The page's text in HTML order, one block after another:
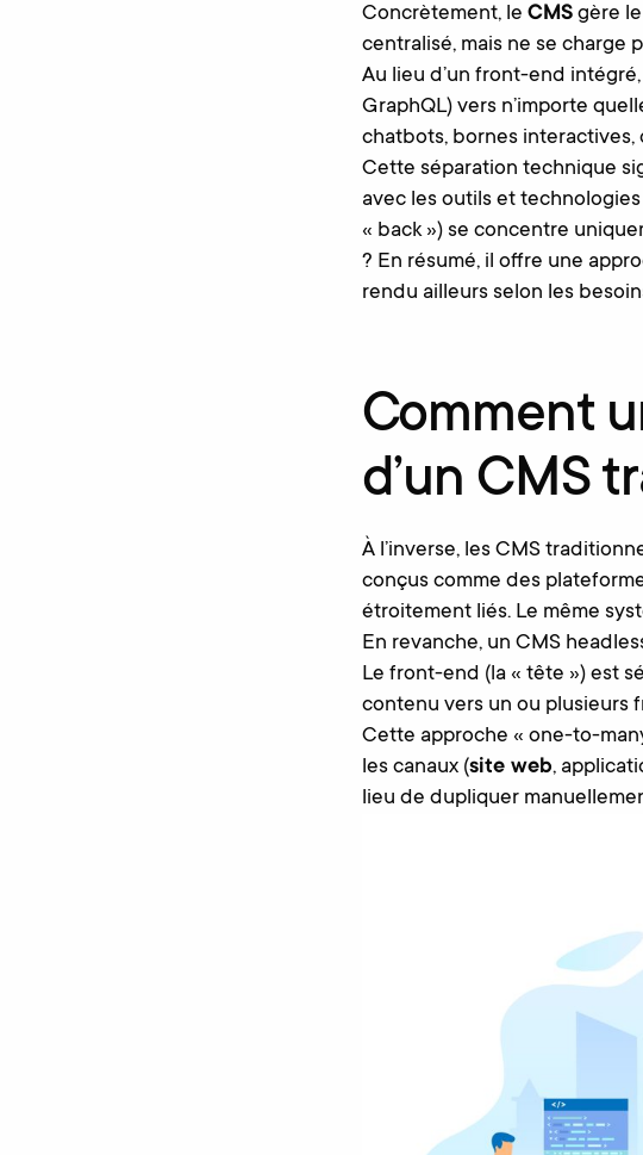
Concrètement, le CMSgère le
centralisé, mais ne se charge
Au lieu d’un front-end
GraphQL) vers n’importe
chatbots, bornes interactives,
Cette séparation technique
avec les outils et
« back ») se concentre
? En résumé, il offre une
rendu ailleurs selon les
Comment
d’un CMS
À l’inverse, les CMS
conçus comme des
étroitement liés. Le même
En revanche, un CMS
Le front-end (la « tête ») est
contenu vers un ou plusieurs
Cette approche « one-to-
les canaux (site web,
lieu de dupliquer